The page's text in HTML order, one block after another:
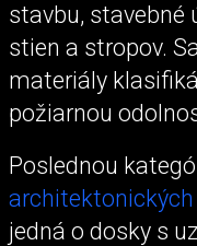
stavbu, stavebné
stien a stropov.
materiály
požiarnou
Poslednou
jedná o dosky s